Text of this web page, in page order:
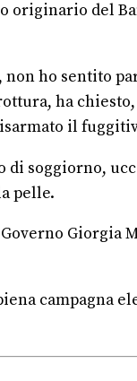
del
ho sentito
ha
il
di soggiorno,
pelle.
Giorgia
campagna